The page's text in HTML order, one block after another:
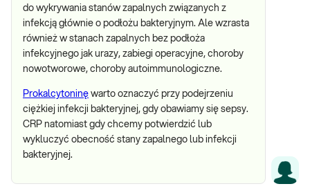
do wykrywania stanów zapalnych związanych z
infekcją głównie o podłożu bakteryjnym. Ale wzrasta
również w stanach zapalnych bez podłoża
infekcyjnego jak urazy, zabiegi operacyjne, choroby
nowotworowe, choroby autoimmunologiczne.
Prokalcytoninę warto oznaczyć przy podejrzeniu
ciężkiej infekcji bakteryjnej, gdy obawiamy się sepsy.
CRP natomiast gdy chcemy potwierdzić lub
wykluczyć obecność stany zapalnego lub infekcji
bakteryjnej.